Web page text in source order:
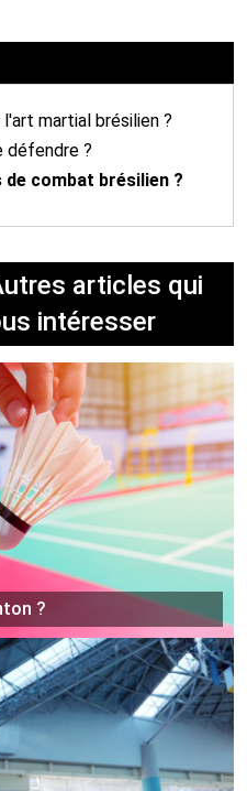
martial brésilien ?
défendre ?
combat brésilien ?
articles qui
intéresser
?